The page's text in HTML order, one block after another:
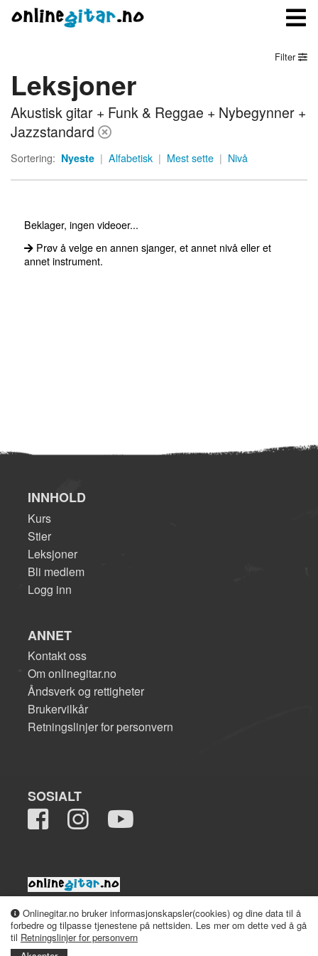
Meny
Logg inn
Bli medlem
Om onlinegitar.no
Filter
Leksjoner
Akustisk gitar + Funk & Reggae + Nybegynner +
Jazzstandard
Sortering: Nyeste | Alfabetisk | Mest sette | Nivå
Beklager, ingen videoer...
Prøv å velge en annen sjanger, et annet nivå eller et
annet instrument.
Onlinegitar.no bruker informasjonskapsler(cookies) og dine data til å
forbedre og tilpasse tjenestene på nettsiden. Les mer om dette ved å gå
til Retningslinjer for personvern
INNHOLD
Kurs
Stier
Leksjoner
Bli medlem
Logg inn
ANNET
Kontakt oss
Om onlinegitar.no
Åndsverk og rettigheter
Brukervilkår
Retningslinjer for personvern
SOSIALT
2008-2026 onlinegitar.no